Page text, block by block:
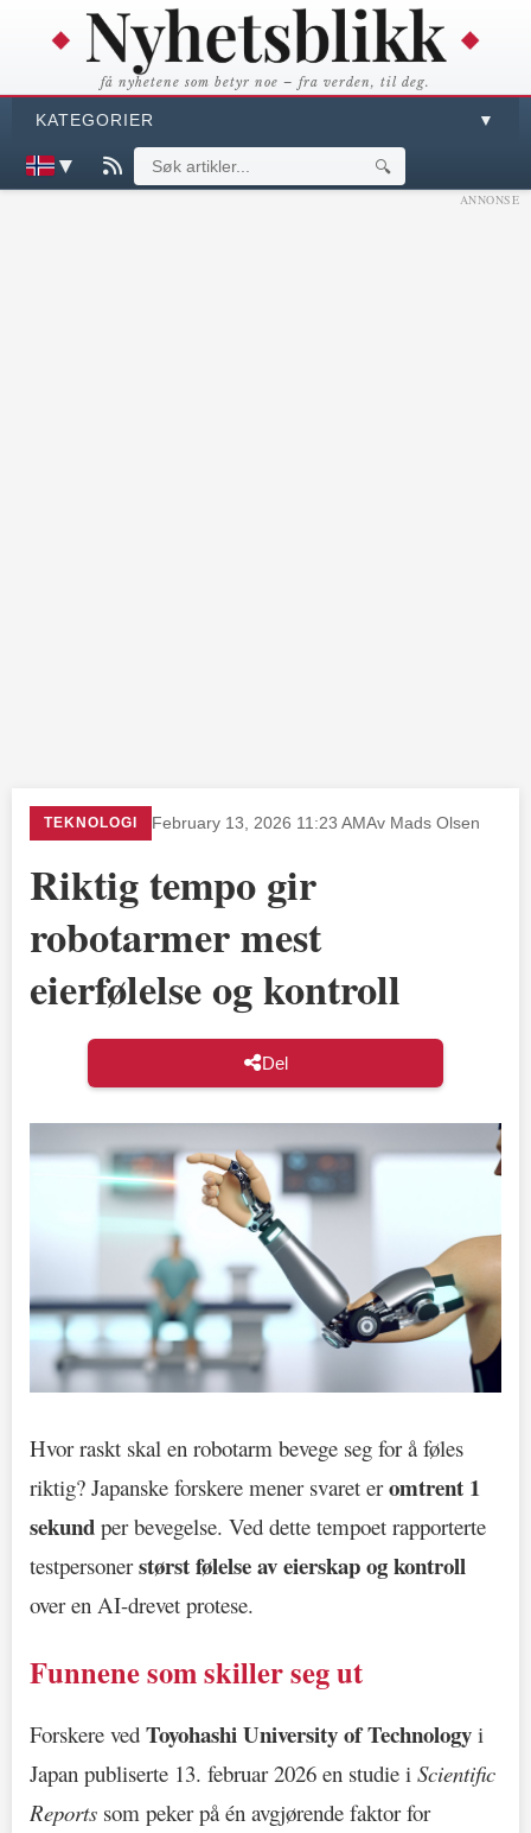
få nyhetene som betyr noe – fra verden, til deg.
KATEGORIER ▼
▼ 🔍
ANNONSE
TEKNOLOGI February 13, 2026 11:23 AMAv Mads Olsen
Riktig tempo gir
robotarmer mest
eierfølelse og kontroll
Del
Hvor raskt skal en robotarm bevege seg for å føles
riktig? Japanske forskere mener svaret eromtrent 1
sekund per bevegelse. Ved dette tempoet rapporterte
testpersonerstørst følelse av eierskap og kontroll
over en AI-drevet protese.
Funnene som skiller seg ut
Forskere ved Toyohashi University of Technology i
Japan publiserte 13. februar 2026 en studie i Scientific
Reports som peker på én avgjørende faktor for